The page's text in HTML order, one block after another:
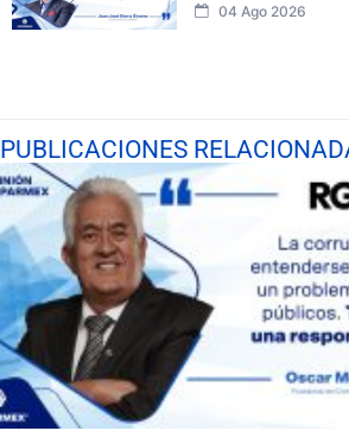
04 Ago 2026
PUBLICACIONES